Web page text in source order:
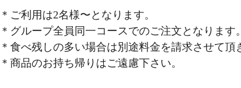
＊ご利用は2名様〜となります。
＊グループ全員同一コースでのご注文となります。
＊食べ残しの多い場合は別途料金を請求させて頂
＊商品のお持ち帰りはご遠慮下さい。